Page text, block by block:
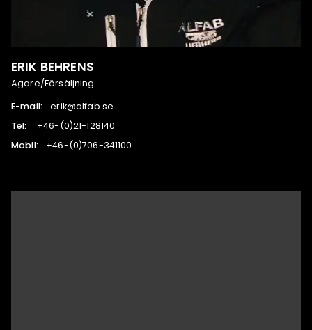
ERIK BEHRENS
Ägare/Försäljning
E-mail:
es.bafla@kire
Tel:
041821-12(0)-64+
Mobil:
001143-607(0)-64+